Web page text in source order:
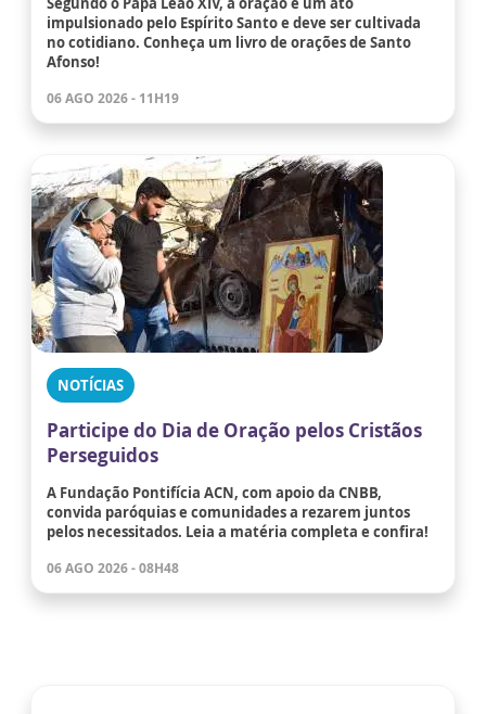
impulsionado pelo Espírito Santo e deve ser cultivada
no cotidiano. Conheça um livro de orações de Santo
Afonso!
06 AGO 2026 - 11H19
NOTÍCIAS
Participe do Dia de Oração pelos Cristãos
Perseguidos
A Fundação Pontifícia ACN, com apoio da CNBB,
convida paróquias e comunidades a rezarem juntos
pelos necessitados. Leia a matéria completa e confira!
06 AGO 2026 - 08H48